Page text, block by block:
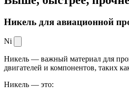
Никель для авиационной
Ni
Никель — важный материал для
двигателей и компонентов, таких
Никель — это: